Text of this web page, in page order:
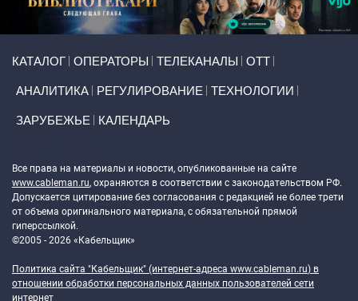
КАТАЛОГ ОПЕРАТОРЫ ТЕЛЕКАНАЛЫ ОТТ
АНАЛИТИКА РЕГУЛИРОВАНИЕ ТЕХНОЛОГИИ
ЗАРУБЕЖЬЕ КАЛЕНДАРЬ
Все права на материалы и новости, опубликованные на сайте
www.cableman.ru, охраняются в соответствии с законодательством РФ.
Допускается цитирование без согласования с редакцией не более трети
от объема оригинального материала, с обязательной прямой
гиперссылкой.
©2005 - 2026 «Кабельщик»
Политика сайта "Кабельщик" (интернет-адреса www.cableman.ru) в
отношении обработки персональных данных пользователей сети
интернет